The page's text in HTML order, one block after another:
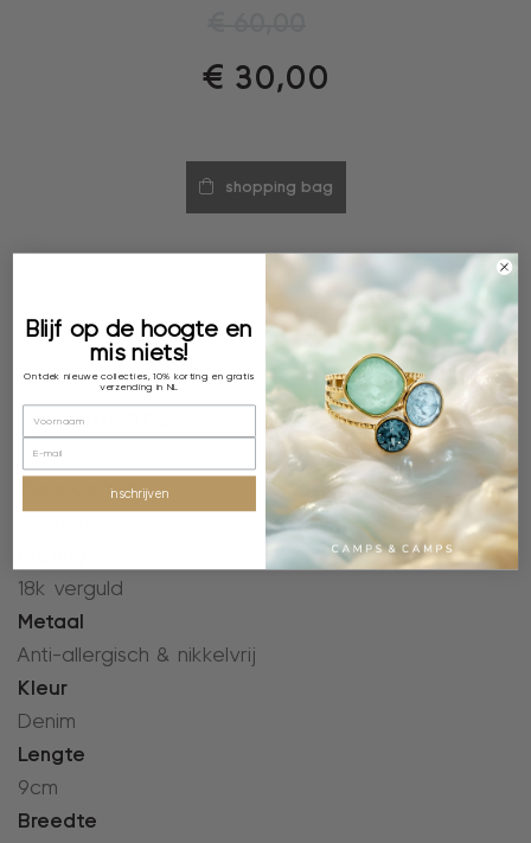
€ 30,00
shopping bag
Specificaties
Type oorbel
18k verguld
Metaal
Anti-allergisch & nikkelvrij
Kleur
Denim
Lengte
9cm
Breedte
Blijf op de hoogte en
mis niets!
Ontdek nieuwe collecties, 10% korting en gratis
verzending in NL
inschrijven